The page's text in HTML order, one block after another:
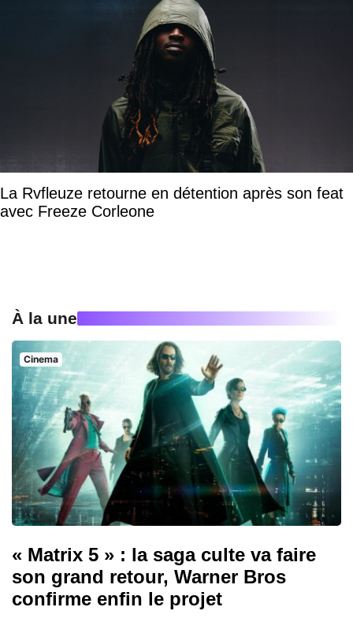
La Rvfleuze retourne en détention après son feat
avec Freeze Corleone
À la une
Cinema
« Matrix 5 » : la saga culte va faire
son grand retour, Warner Bros
confirme enfin le projet